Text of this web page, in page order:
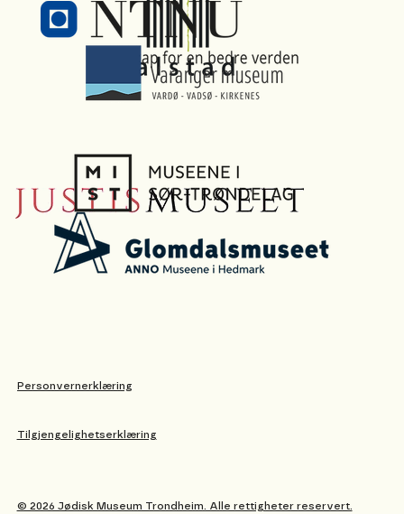
Personvernerklæring
Tilgjengelighetserklæring
© 2026 Jødisk Museum Trondheim. Alle rettigheter reservert.